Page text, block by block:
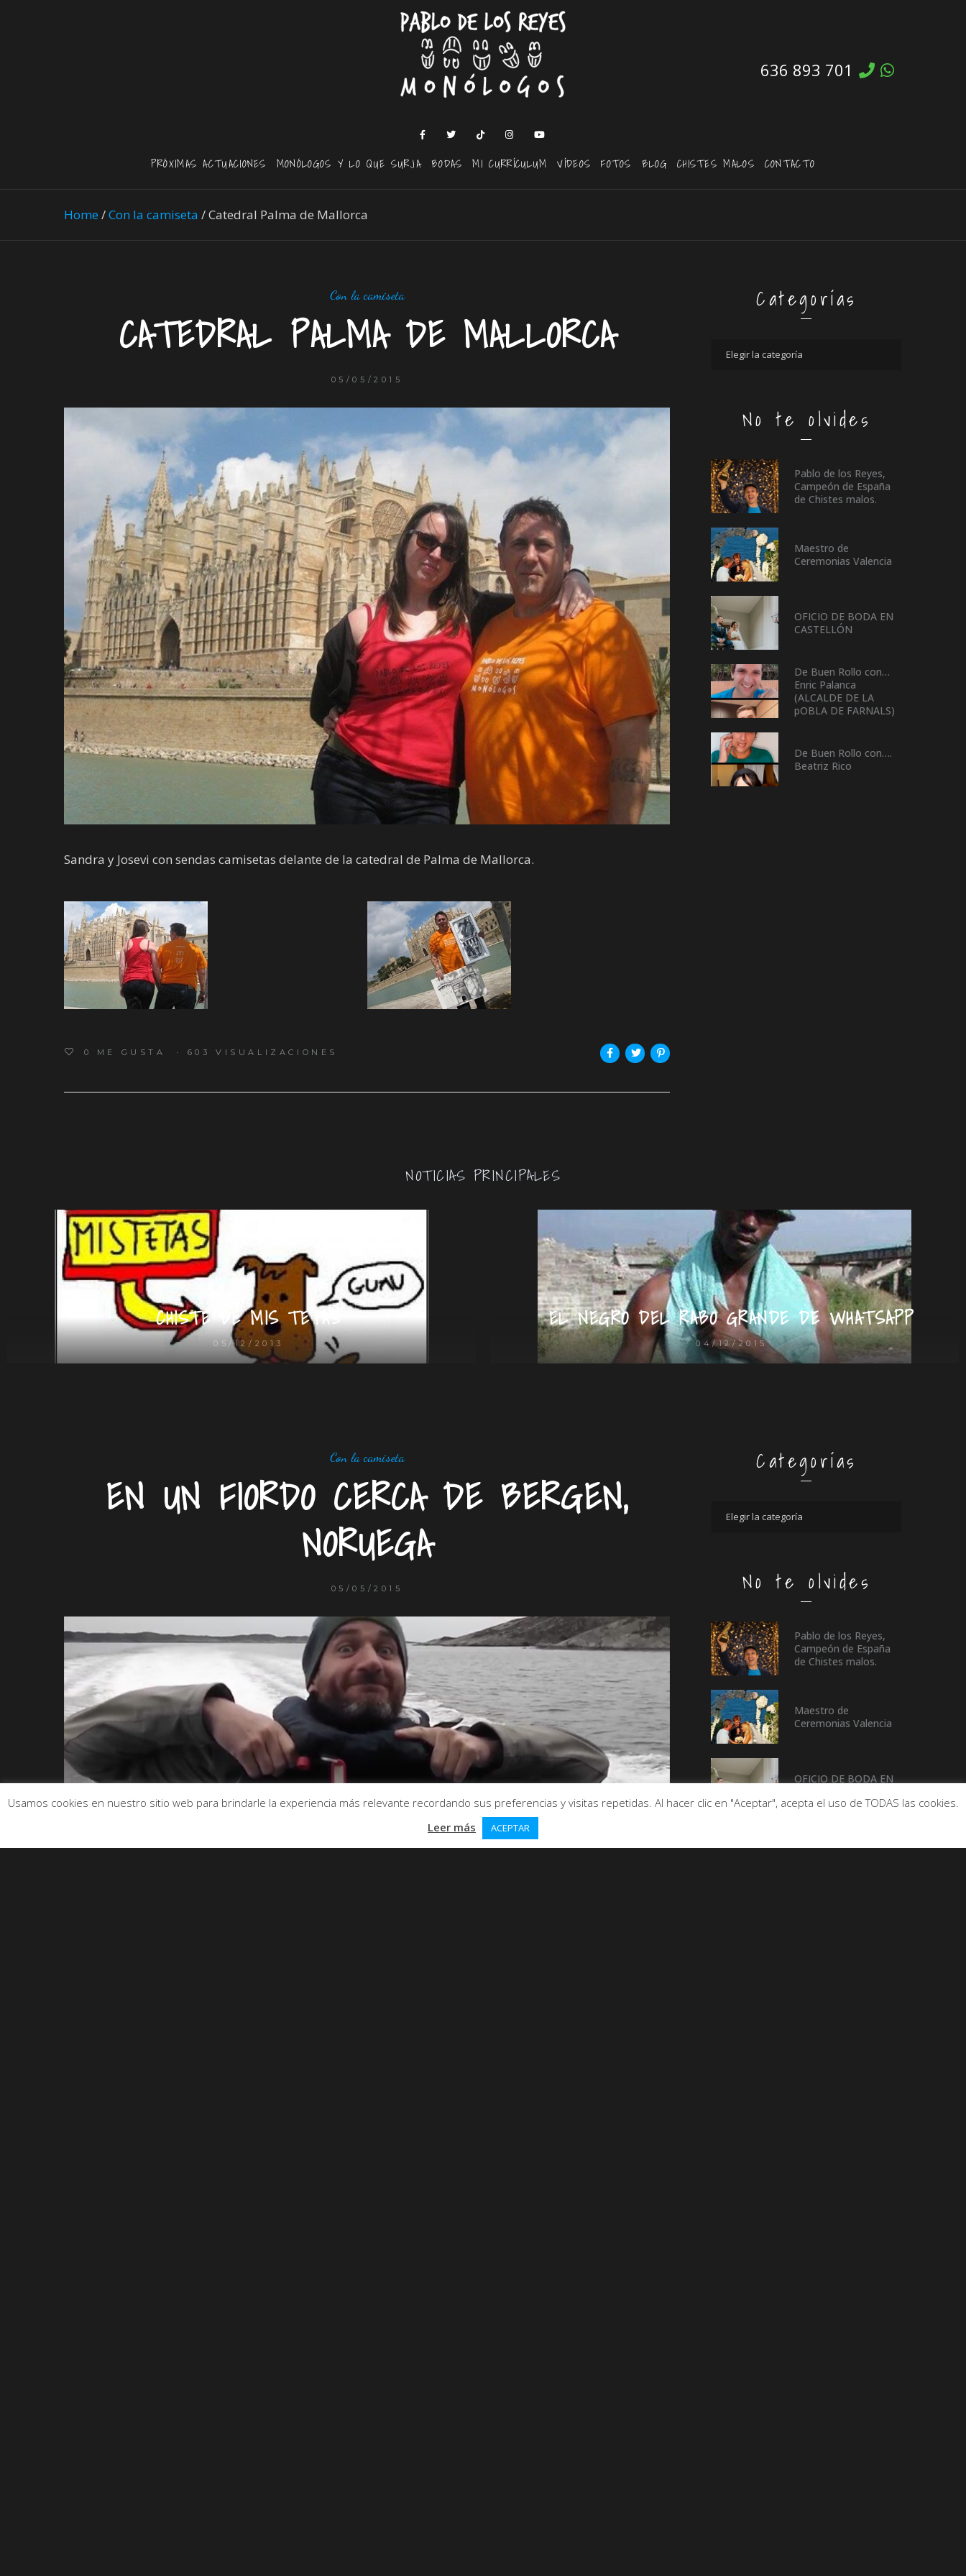
636 893 701
PRÓXIMAS ACTUACIONES MONÓLOGOS Y LO QUE SURJA BODAS MI CURRÍCULUM VÍDEOS FOTOS BLOG CHISTES MALOS CONTACTO
Home/Con la camiseta /Catedral Palma de Mallorca
Con la camiseta
CATEDRAL PALMA DE MALLORCA
05/05/2015
Sandra y Josevi con sendas camisetas delante de la catedral de Palma de Mallorca.
0 ME GUSTA 603 VISUALIZACIONES
Categorías
No te olvides
Pablo de los Reyes,
Campeón de España
de Chistes malos.
Maestro de
Ceremonias Valencia
OFICIO DE BODA EN
CASTELLÓN
De Buen Rollo con…
Enric Palanca
(ALCALDE DE LA
pOBLA DE FARNALS)
De Buen Rollo con….
Beatriz Rico
NOTICIAS PRINCIPALES
CHISTE DE MIS TETAS
05/12/2013
EL NEGRO DEL RABO GRANDE DE WHATSAPP
04/12/2015
Con la camiseta
EN UN FIORDO CERCA DE BERGEN,
NORUEGA
05/05/2015
Categorías
No te olvides
Pablo de los Reyes,
Campeón de España
de Chistes malos.
Maestro de
Ceremonias Valencia
OFICIO DE BODA EN
Enric Palanca
Usamos cookies en nuestro sitio web para brindarle la experiencia más relevante recordando sus preferencias y visitas repetidas. Al hacer clic en "Aceptar", acepta el uso de TODAS las cookies.
Leer más
ACEPTAR